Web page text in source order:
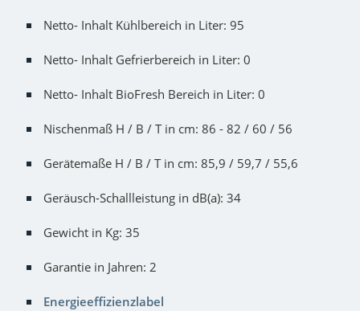
Netto- Inhalt Kühlbereich in Liter: 95
Netto- Inhalt Gefrierbereich in Liter: 0
Netto- Inhalt BioFresh Bereich in Liter: 0
Nischenmaß H / B / T in cm: 86 - 82 / 60 / 56
Gerätemaße H / B / T in cm: 85,9 / 59,7 / 55,6
Geräusch-Schallleistung in dB(a): 34
Gewicht in Kg: 35
Garantie in Jahren: 2
Energieeffizienzlabel